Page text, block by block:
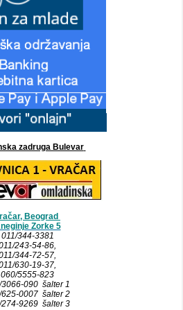
zadruga Bulevar
Beograd
Zorke 5
011/344-3381
243-54-86,
344-72-57,
630-19-37,
060/5555-823
090 šalter 1
625-0007 šalter 2
274-9269 šalter 3